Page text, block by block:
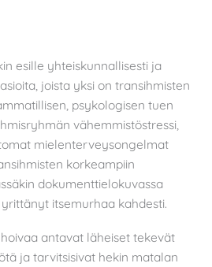
esille yhteiskunnallisesti ja
joista yksi on transihmisten
psykologisen tuen
vähemmistöstressi,
mielenterveysongelmat
korkeampiin
dokumenttielokuvassa
itsemurhaa kahdesti.
antavat läheiset tekevät
ja tarvitsisivat hekin matalan